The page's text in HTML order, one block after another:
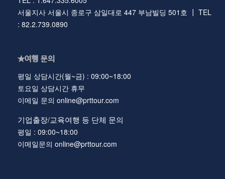
서울지사 서울시 종로구 삼일대로 447 부남빌딩 501호 ┃ TEL
: 82.2.739.0890
★여행 문의
평일 상담시간(월~금) : 09:00~18:00
토요일 상담시간 휴무
이메일 문의 online@prttour.com
기업출장/교육여행 등 단체 문의
평일 : 09:00~18:00
이메일문의 online@prttour.com